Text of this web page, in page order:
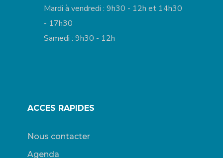
Mardi à vendredi : 9h30 - 12h et 14h30
- 17h30
Samedi : 9h30 - 12h
ACCES RAPIDES
Nous contacter
Agenda